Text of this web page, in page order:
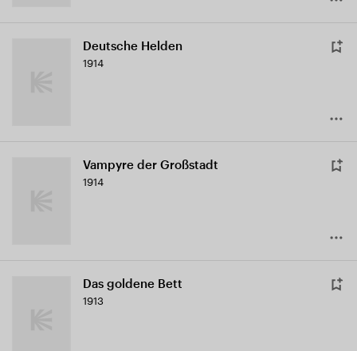
Deutsche Helden
1914
Vampyre der Großstadt
1914
Das goldene Bett
1913